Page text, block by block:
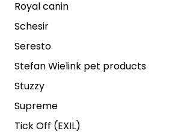
Royal canin
Schesir
Seresto
Stefan Wielink pet products
Stuzzy
Supreme
Tick Off (EXIL)